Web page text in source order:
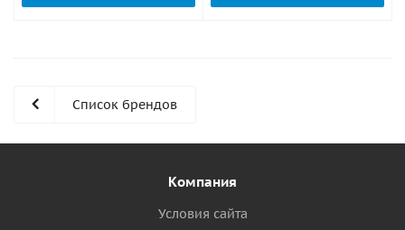
Список брендов
Компания
Условия сайта